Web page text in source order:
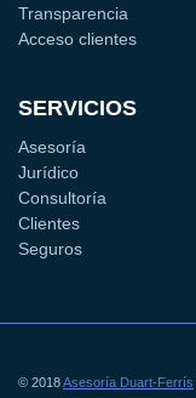
Transparencia
Acceso clientes
SERVICIOS
Asesoría
Jurídico
Consultoría
Clientes
Seguros
© 2018Asesoría Duart-Ferrís